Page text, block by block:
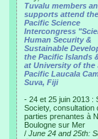
Tuvalu members
supports attend
Pacific Science
Intercongress
Human Security &
Sustainable
the Pacific Islands
at University of the
Pacific Laucala
Suva, Fiji
- 24 et 25 juin 2013 :
Society, consultation
parties prenantes à
Boulogne sur Mer
/ June 24 and 25th: